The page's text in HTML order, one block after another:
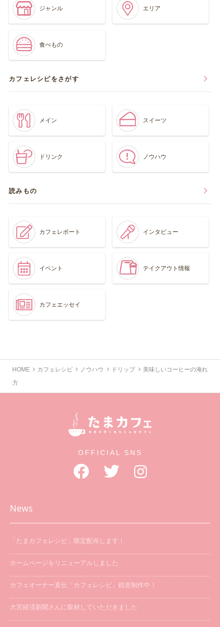
ジャンル エリア
食べもの
カフェレシピをさがす
メイン スイーツ
ドリンク ノウハウ
読みもの
カフェレポート インタビュー
イベント テイクアウト情報
カフェエッセイ
HOME カフェレシピ ノウハウ ドリップ
美味しいコーヒーの淹れ
方
OFFICIAL SNS
News
「たまカフェレシピ」限定配布します！
ホームページをリニューアルしました
カフェオーナー直伝「カフェレシピ」鋭意制作中！
大宮経済新聞さんに取材していただきました